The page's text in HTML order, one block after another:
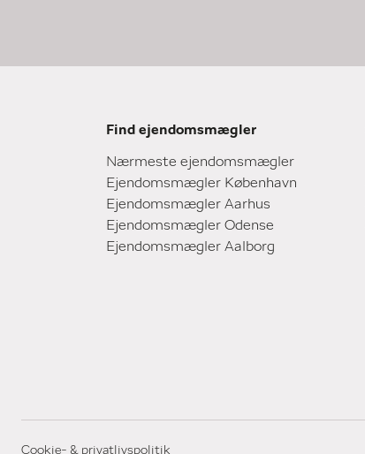
Find ejendomsmægler
Nærmeste ejendomsmægler
Ejendomsmægler København
Ejendomsmægler Aarhus
Ejendomsmægler Odense
Ejendomsmægler Aalborg
Cookie- & privatlivspolitik